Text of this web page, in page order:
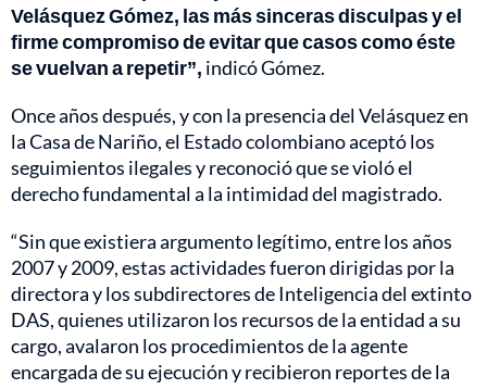
Velásquez Gómez, las más sinceras disculpas y el
firme compromiso de evitar que casos como éste
se vuelvan a repetir”, indicó Gómez.
Once años después, y con la presencia del Velásquez en
la Casa de Nariño, el Estado colombiano aceptó los
seguimientos ilegales y reconoció que se violó el
derecho fundamental a la intimidad del magistrado.
“Sin que existiera argumento legítimo, entre los años
2007 y 2009, estas actividades fueron dirigidas por la
directora y los subdirectores de Inteligencia del extinto
DAS, quienes utilizaron los recursos de la entidad a su
cargo, avalaron los procedimientos de la agente
encargada de su ejecución y recibieron reportes de la